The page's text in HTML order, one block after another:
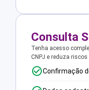
Consulta
Tenha acesso
CNPJ e reduza
Confirmação